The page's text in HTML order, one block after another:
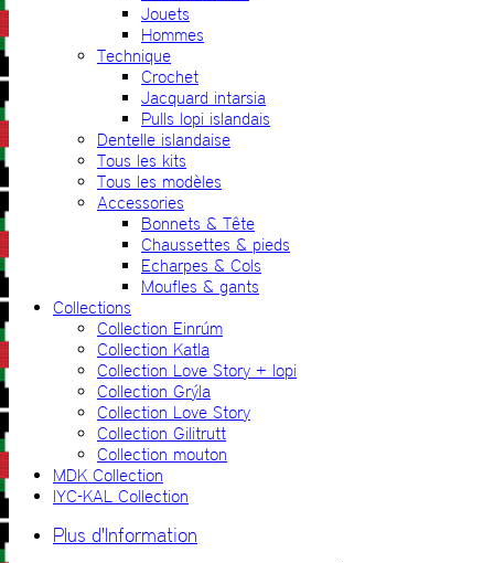
Jouets
Hommes
Technique
Crochet
Jacquard intarsia
Pulls lopi islandais
Dentelle islandaise
Tous les kits
Tous les modèles
Accessories
Bonnets & Tête
Chaussettes & pieds
Echarpes & Cols
Moufles & gants
Collections
Collection Einrúm
Collection Katla
Collection Love Story + lopi
Collection Grýla
Collection Love Story
Collection Gilitrutt
Collection mouton
MDK Collection
IYC-KAL Collection
Plus d'Information